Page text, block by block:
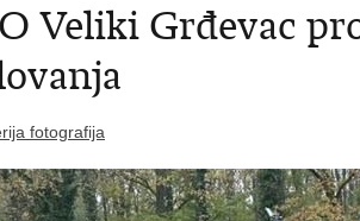
Veliki Grđevac
fotografija